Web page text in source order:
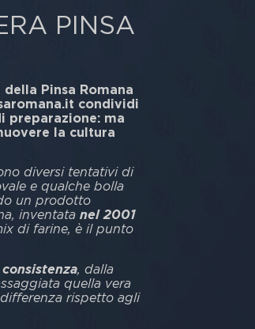
PINSA
Pinsa Romana
condividi
preparazione: ma
la cultura
diversi tentativi di
e qualche bolla
un prodotto
inventata nel 2001
di farine, è il punto
consistenza, dalla
quella vera
rispetto agli